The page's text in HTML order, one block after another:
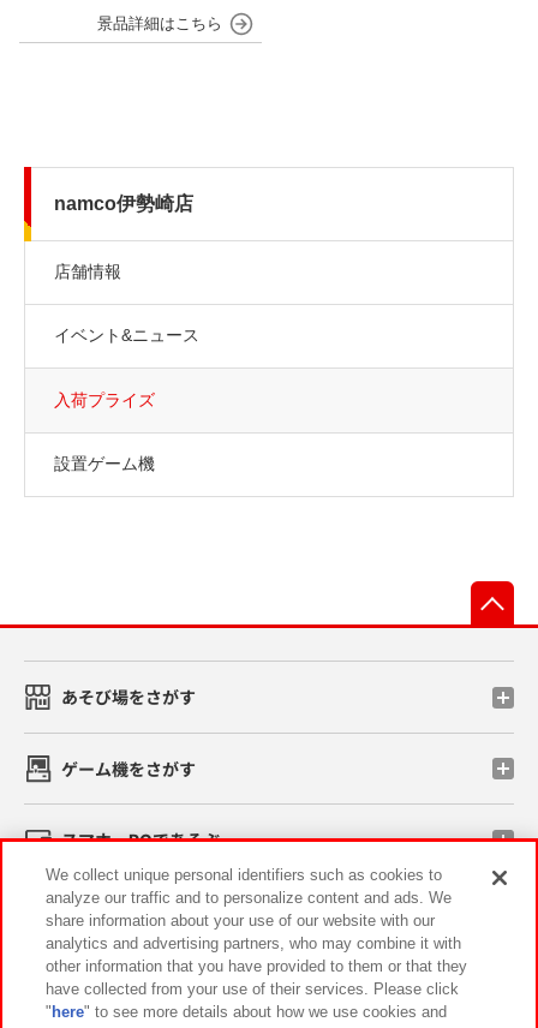
namco伊勢崎店
店舗情報
イベント&ニュース
入荷プライズ
設置ゲーム機
あそび場をさがす
ゲーム機をさがす
スマホ・PCであそぶ
イベント・キャンペーン
We collect unique personal identifiers such as cookies to
analyze our traffic and to personalize content and ads. We
share information about your use of our website with our
analytics and advertising partners, who may combine it with
other information that you have provided to them or that they
have collected from your use of their services. Please click
" here" to see more details about how we use cookies and